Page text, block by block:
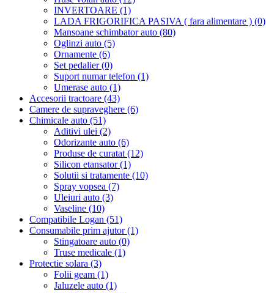
INVERTOARE (1)
LADA FRIGORIFICA PASIVA ( fara alimentare ) (0)
Mansoane schimbator auto (80)
Oglinzi auto (5)
Ornamente (6)
Set pedalier (0)
Suport numar telefon (1)
Umerase auto (1)
Accesorii tractoare (43)
Camere de supraveghere (6)
Chimicale auto (51)
Aditivi ulei (2)
Odorizante auto (6)
Produse de curatat (12)
Silicon etansator (1)
Solutii si tratamente (10)
Spray vopsea (7)
Uleiuri auto (3)
Vaseline (10)
Compatibile Logan (51)
Consumabile prim ajutor (1)
Stingatoare auto (0)
Truse medicale (1)
Protectie solara (3)
Folii geam (1)
Jaluzele auto (1)